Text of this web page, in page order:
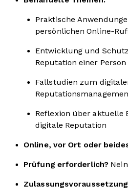
Praktische
persönlichen Online-
Entwicklung und
Reputation einer Person
Fallstudien zum
Reflexion über aktuelle
digitale Reputation
Online, vor Ort oder
Prüfung erforderlich? Nein